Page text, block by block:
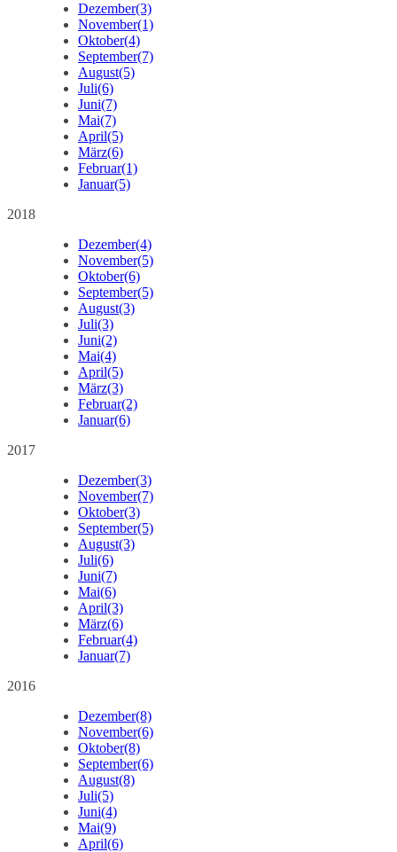
Dezember(3)
November(1)
Oktober(4)
September(7)
August(5)
Juli(6)
Juni(7)
Mai(7)
April(5)
März(6)
Februar(1)
Januar(5)
2018
Dezember(4)
November(5)
Oktober(6)
September(5)
August(3)
Juli(3)
Juni(2)
Mai(4)
April(5)
März(3)
Februar(2)
Januar(6)
2017
Dezember(3)
November(7)
Oktober(3)
September(5)
August(3)
Juli(6)
Juni(7)
Mai(6)
April(3)
März(6)
Februar(4)
Januar(7)
2016
Dezember(8)
November(6)
Oktober(8)
September(6)
August(8)
Juli(5)
Juni(4)
Mai(9)
April(6)